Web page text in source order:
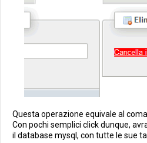
Questa operazione equivale al
Con pochi semplici click dunque,
il database mysql, con tutte le sue